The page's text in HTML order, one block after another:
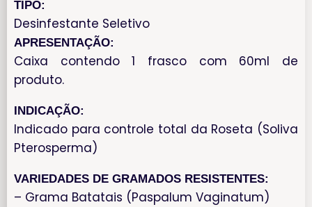
TIPO:
Desinfestante Seletivo
APRESENTAÇÃO:
Caixa contendo 1 frasco com 60ml de
produto.
INDICAÇÃO:
Indicado para controle total da Roseta (Soliva
Pterosperma)
VARIEDADES DE GRAMADOS RESISTENTES:
– Grama Batatais (Paspalum Vaginatum)